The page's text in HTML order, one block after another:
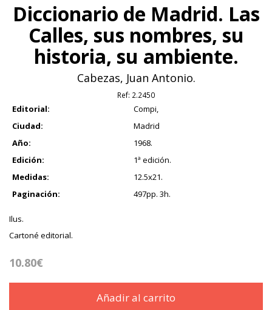
Diccionario de Madrid. Las
Calles, sus nombres, su
historia, su ambiente.
Cabezas, Juan Antonio.
Ref: 2.2450
Editorial:
Compi,
Ciudad:
Madrid
Año:
1968.
Edición:
1ª edición.
Medidas:
12.5x21.
Paginación:
497pp. 3h.
Ilus.
Cartoné editorial.
10.80€
Añadir al carrito